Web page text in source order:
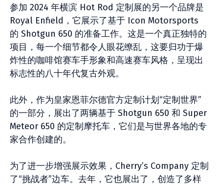
参加 2024 年横滨 Hot Rod 定制展的另一个品牌是
Royal Enfield，它展示了基于 Icon Motorsports
的 Shotgun 650 的准备工作。这是一个真正独特的
项目，每一个细节都令人眼花缭乱，这要归功于爆
炸性的咖啡馆赛车手形象和高速赛车风格，呈现出
标志性的八十年代复古外观。
此外，作为皇家恩菲尔德官方定制计划“定制世界”
的一部分，展出了两辆基于 Shotgun 650 和 Super
Meteor 650 的定制摩托车，它们是与世界各地的专
家合作创建的。
为了进一步增强展示效果，Cherry’s Company 定制
了“挑战者”边车。去年，它也展出了，创造了多样